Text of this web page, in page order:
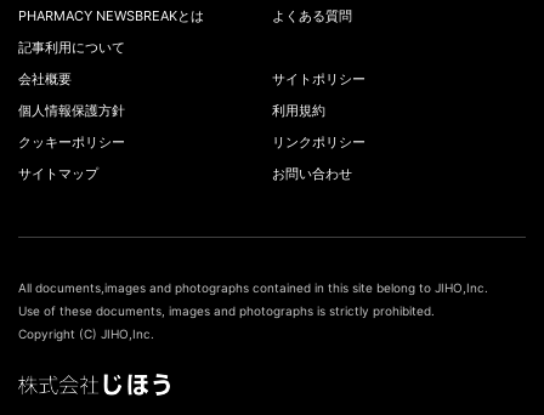
PHARMACY NEWSBREAKとは
よくある質問
記事利用について
会社概要
サイトポリシー
個人情報保護方針
利用規約
クッキーポリシー
リンクポリシー
サイトマップ
お問い合わせ
All documents,images and photographs contained in this site belong to JIHO,Inc.
Use of these documents, images and photographs is strictly prohibited.
Copyright (C) JIHO,Inc.